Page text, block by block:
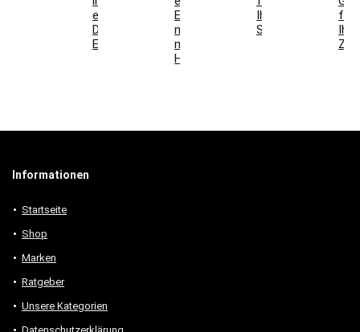
einzigartige
Deko-
Elemente
Esszimmer
mit
modernen
Holzmöbeln
Ihr
Schlafzimmer
für
Ihr
Informationen
Startseite
Shop
Marken
Ratgeber
Unsere Kategorien